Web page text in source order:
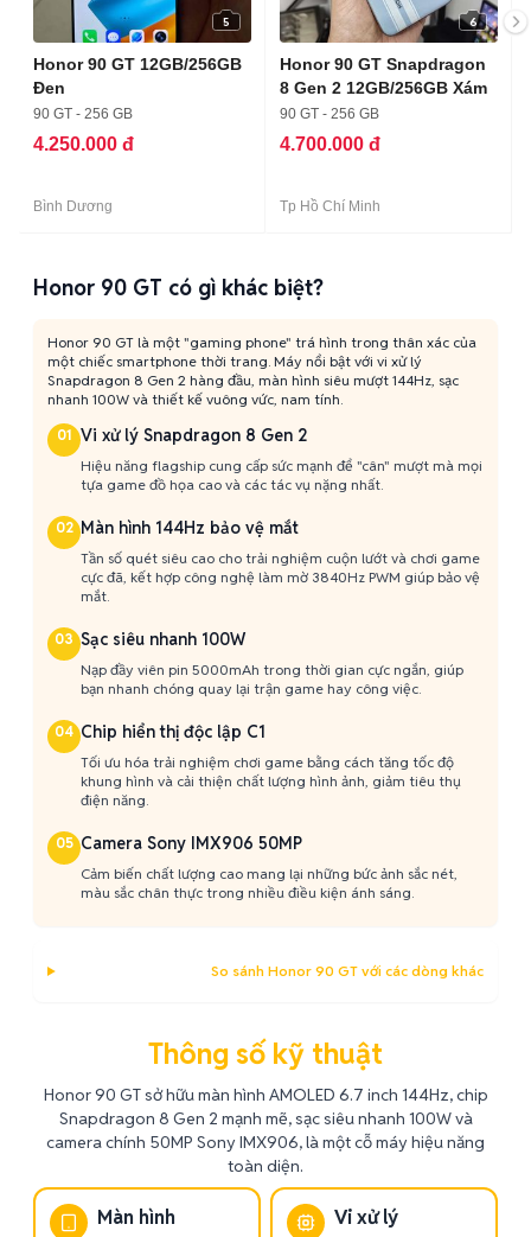
5
Honor 90 GT 12GB/256GB
Đen
90 GT - 256 GB
4.250.000 đ
Bình Dương
6
Honor 90 GT Snapdragon
8 Gen 2 12GB/256GB Xám
90 GT - 256 GB
4.700.000 đ
Tp Hồ Chí Minh
Honor 90 GT có gì khác biệt?
Honor 90 GT là một "gaming phone" trá hình trong thân xác của
một chiếc smartphone thời trang. Máy nổi bật với vi xử lý
Snapdragon 8 Gen 2 hàng đầu, màn hình siêu mượt 144Hz, sạc
nhanh 100W và thiết kế vuông vức, nam tính.
01 Vi xử lý Snapdragon 8 Gen 2
Hiệu năng flagship cung cấp sức mạnh để "cân" mượt mà mọi
tựa game đồ họa cao và các tác vụ nặng nhất.
02 Màn hình 144Hz bảo vệ mắt
Tần số quét siêu cao cho trải nghiệm cuộn lướt và chơi game
cực đã, kết hợp công nghệ làm mờ 3840Hz PWM giúp bảo vệ
mắt.
03 Sạc siêu nhanh 100W
Nạp đầy viên pin 5000mAh trong thời gian cực ngắn, giúp
bạn nhanh chóng quay lại trận game hay công việc.
04 Chip hiển thị độc lập C1
Tối ưu hóa trải nghiệm chơi game bằng cách tăng tốc độ
khung hình và cải thiện chất lượng hình ảnh, giảm tiêu thụ
điện năng.
05 Camera Sony IMX906 50MP
Cảm biến chất lượng cao mang lại những bức ảnh sắc nét,
màu sắc chân thực trong nhiều điều kiện ánh sáng.
So sánh Honor 90 GT với các dòng khác
Thông số kỹ thuật
Honor 90 GT sở hữu màn hình AMOLED 6.7 inch 144Hz, chip
Snapdragon 8 Gen 2 mạnh mẽ, sạc siêu nhanh 100W và
camera chính 50MP Sony IMX906, là một cỗ máy hiệu năng
toàn diện.
Màn hình Vi xử lý